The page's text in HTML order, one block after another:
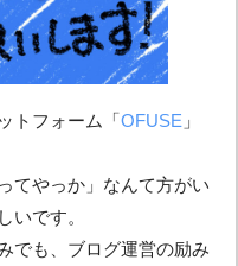
トフォーム「OFUSE 」
てやっか」なんて方がい
いです。
でも、ブログ運営の励み